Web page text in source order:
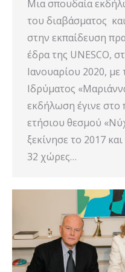
Μια σπουδαία
του διαβάσματος
στην εκπαίδευση
έδρα της UNESCO,
Ιανουαρίου 2020,
Ιδρύματος
εκδήλωση έγινε στο
ετήσιου θεσμού
ξεκίνησε το 2017
32 χώρες…